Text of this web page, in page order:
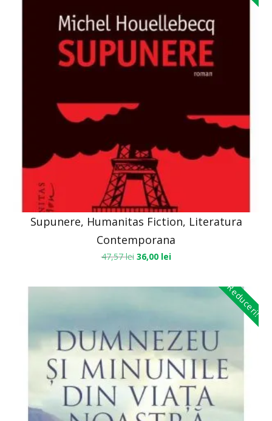
Supunere, Humanitas Fiction, Literatura
Contemporana
47,57lei 36,00 lei
Reduceri!